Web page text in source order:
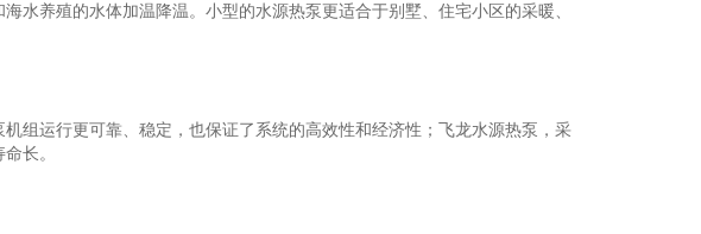
养殖的水体加温降温。小型的水源热泵更适合于别墅、住宅小区的采暖、
运行更可靠、稳定，也保证了系统的高效性和经济性；飞龙水源热泵，采
长。